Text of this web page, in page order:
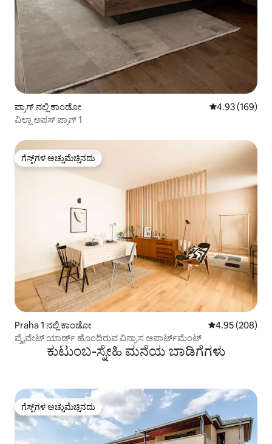
ಪ್ರಾಗ್ ನಲ್ಲಿ ಕಾಂಡೋ 5 ರಲ್ಲಿ 4.93
4.93 (169)
ವಿಲ್ಲಾ ಅಪಸ್ ಪ್ರಾಗ್ 1
ಗೆಸ್ಟ್‌ಗಳ ಅಚ್ಚುಮೆಚ್ಚಿನದು
ಗೆಸ್ಟ್‌ಗಳ ಅಚ್ಚುಮೆಚ್ಚಿನದು
Praha 1 ನಲ್ಲಿ ಕಾಂಡೋ 5 ರಲ್ಲಿ 4.95
4.95 (208)
ಪ್ರೈವೇಟ್ ಯಾರ್ಡ್ ಹೊಂದಿರುವ ವಿನ್ಯಾಸ ಅಪಾರ್ಟ್‌ಮೆಂಟ್
ಕುಟುಂಬ-ಸ್ನೇಹಿ ಮನೆಯ ಬಾಡಿಗೆಗಳು
ಗೆಸ್ಟ್‌ಗಳ ಅಚ್ಚುಮೆಚ್ಚಿನದು
ಗೆಸ್ಟ್‌ಗಳ ಅಚ್ಚುಮೆಚ್ಚಿನದು